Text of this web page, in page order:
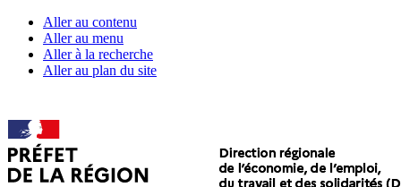
Aller au contenu
Aller au menu
Aller à la recherche
Aller au plan du site